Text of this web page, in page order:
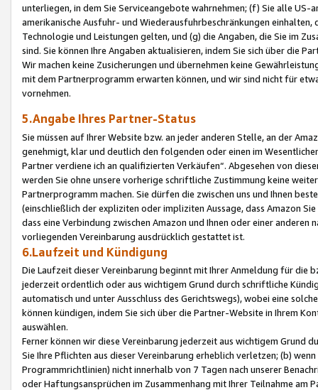
unterliegen, in dem Sie Serviceangebote wahrnehmen; (f) Sie alle
amerikanische Ausfuhr- und Wiederausfuhrbeschränkungen
Technologie und Leistungen gelten, und (g) die Angaben, die Sie im
sind. Sie können Ihre Angaben aktualisieren, indem Sie sich über die
Wir machen keine Zusicherungen und übernehmen keine
mit dem Partnerprogramm erwarten können, und wir sind nicht für
vornehmen.
5.Angabe Ihres Partner-Status
Sie müssen auf Ihrer Website bzw. an jeder anderen Stelle, an der
genehmigt, klar und deutlich den folgenden oder einen im
Partner verdiene ich an qualifizierten Verkäufen“. Abgesehen von
werden Sie ohne unsere vorherige schriftliche Zustimmung keine
Partnerprogramm machen. Sie dürfen die zwischen uns und Ihnen
(einschließlich der expliziten oder impliziten Aussage, dass Amazon
dass eine Verbindung zwischen Amazon und Ihnen oder einer
vorliegenden Vereinbarung ausdrücklich gestattet ist.
6.Laufzeit und Kündigung
Die Laufzeit dieser Vereinbarung beginnt mit Ihrer Anmeldung für die
jederzeit ordentlich oder aus wichtigem Grund durch schriftliche
automatisch und unter Ausschluss des Gerichtswegs), wobei eine
können kündigen, indem Sie sich über die Partner-Website in Ihrem
auswählen.
Ferner können wir diese Vereinbarung jederzeit aus wichtigem Grund
Sie Ihre Pflichten aus dieser Vereinbarung erheblich verletzen; (b)
Programmrichtlinien) nicht innerhalb von 7 Tagen nach unserer
oder Haftungsansprüchen im Zusammenhang mit Ihrer Teilnahme am